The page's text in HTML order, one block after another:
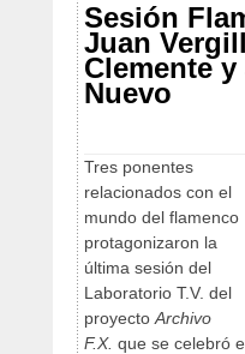
Sesión
Juan
Clemente
Nuevo
Tres ponentes
relacionados con el
mundo del flamenco
protagonizaron la
última sesión del
Laboratorio T.V. del
proyecto Archivo
F.X. que se celebró